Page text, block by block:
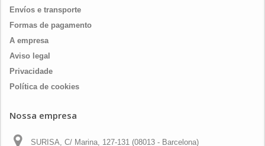
Envíos e transporte
Formas de pagamento
A empresa
Aviso legal
Privacidade
Política de cookies
Nossa empresa
SURISA, C/ Marina, 127-131 (08013 - Barcelona)